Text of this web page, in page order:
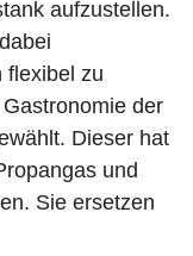
aufzustellen.
flexibel zu
der
Dieser hat
und
Sie ersetzen